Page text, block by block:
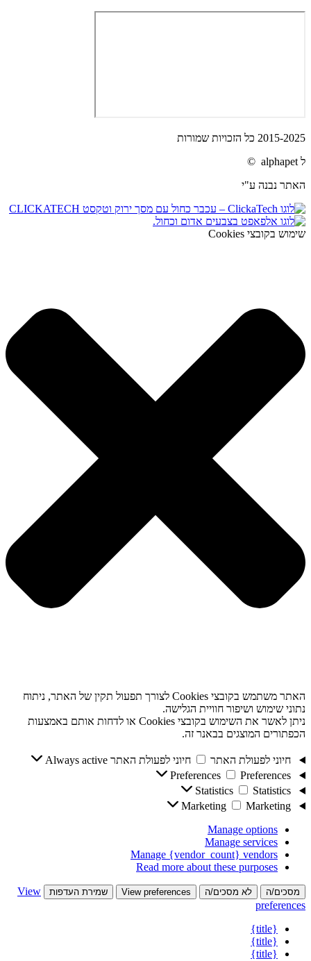
2015-2025 כל הזכויות שמורות
ל alphapet ©
האתר נבנה ע"י
שימוש בקובצי Cookies
האתר משתמש בקובצי Cookies לצורך תפעול תקין של האתר, ניתוח
נתוני שימוש ושיפור חוויית הגלישה.
ניתן לאשר את השימוש בקובצי Cookies או לדחות אותם באמצעות
הכפתורים המוצגים בבאנר זה.
חיוני לפעולת האתר חיוני לפעולת האתר Always active
Preferences
Preferences
Statistics
Statistics
Marketing
Marketing
Manage options
Manage services
Manage {vendor_count} vendors
Read more about these purposes
מסכים/ה לא מסכים/ה View preferences שמירת העדפות
View
preferences
{title}
{title}
{title}